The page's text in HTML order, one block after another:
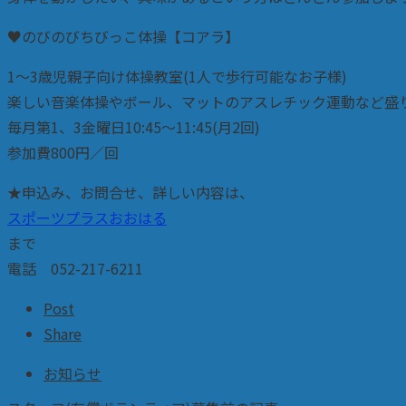
♥️のびのびちびっこ体操【コアラ】
1〜3歳児親子向け体操教室(1人で歩行可能なお子様)
楽しい音楽体操やボール、マットのアスレチック運動など盛
毎月第1、3金曜日10:45〜11:45(月2回)
参加費800円／回
★申込み、お問合せ、詳しい内容は、
スポーツプラスおおはる
まで
電話 052-217-6211
Post
Share
お知らせ